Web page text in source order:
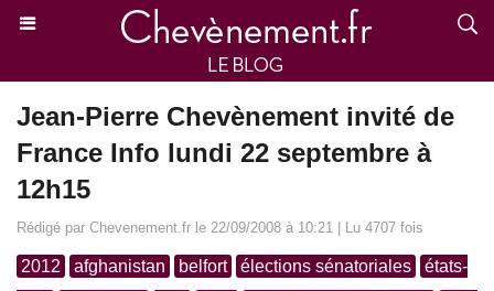
Jean-Pierre Chevènement invité de
France Info lundi 22 septembre à
12h15
Rédigé par Chevenement.fr le 22/09/2008 à 10:21 | Lu 4707 fois
2012 afghanistan belfort élections sénatoriales
états-